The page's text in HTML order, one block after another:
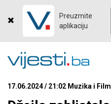
Preuzmite
aplikaciju
17.06.2024 / 21:02 Muzika i